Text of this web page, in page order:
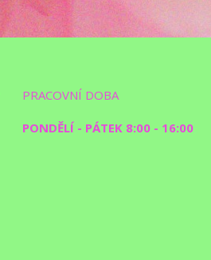
PRACOVNÍ DOBA
PONDĚLÍ - PÁTEK 8:00 - 16:00